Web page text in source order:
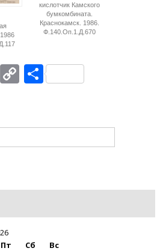
кислотчик Камского
бумкомбината.
Краснокамск. 1986.
Ф.140.Оп.1.Д.670
Mail.Ru
CopyОтправить
Пт Сб
Вс